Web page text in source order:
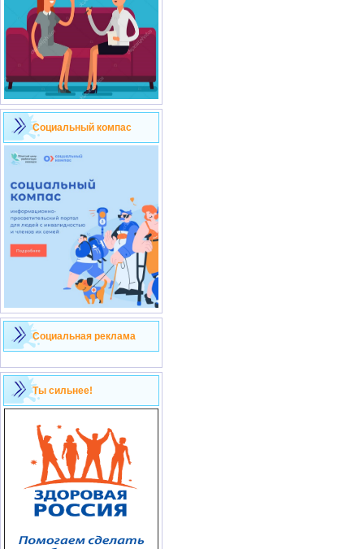
Социальный компас
Социальная реклама
Ты сильнее!